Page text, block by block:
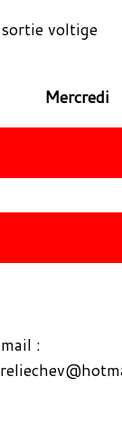
voltige
Mercredi
: